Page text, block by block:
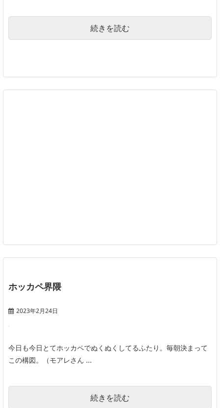
続きを読む
ホッカペ界隈
2023年2月24日
今日も今日とてホッカペでぬくぬくしてるふたり。毎朝決まって
この構図。（モアレさん ...
続きを読む